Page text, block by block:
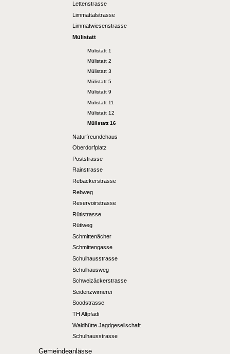
Lettenstrasse
Limmattalstrasse
Limmatwiesenstrasse
Mülistatt
Mülistatt 1
Mülistatt 2
Mülistatt 3
Mülistatt 5
Mülistatt 9
Mülistatt 11
Mülistatt 12
Mülistatt 16
Naturfreundehaus
Oberdorfplatz
Poststrasse
Rainstrasse
Rebackerstrasse
Rebweg
Reservoirstrasse
Rütistrasse
Rütiweg
Schmittenächer
Schmittengasse
Schulhausstrasse
Schulhausweg
Schweizäckerstrasse
Seidenzwirnerei
Soodstrasse
TH Altpfadi
Waldhütte Jagdgesellschaft
Schulhausstrasse
Gemeindeanlässe